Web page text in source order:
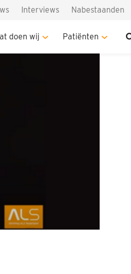
doen wij Patiënten
Interviews Nabestaanden